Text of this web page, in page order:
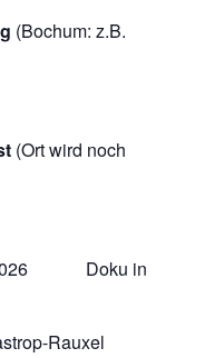
(Bochum: z.B.
(Ort wird noch
Doku in
Rauxel